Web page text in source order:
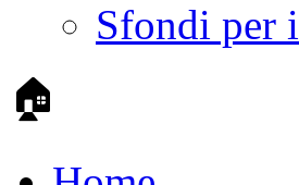
Sfondi per
🏠